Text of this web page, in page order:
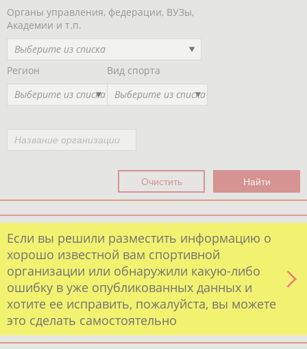
Органы управления, федерации, ВУЗы,
Академии и т.п.
Выберите из списка
Регион
Выберите из списка
Вид спорта
Выберите из списка
Если вы решили разместить информацию о
хорошо известной вам спортивной
организации или обнаружили какую-либо
ошибку в уже опубликованных данных и
хотите ее исправить, пожалуйста, вы можете
это сделать самостоятельно